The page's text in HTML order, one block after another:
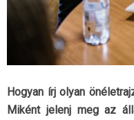
Hogyan írj olyan
Miként jelenj meg az